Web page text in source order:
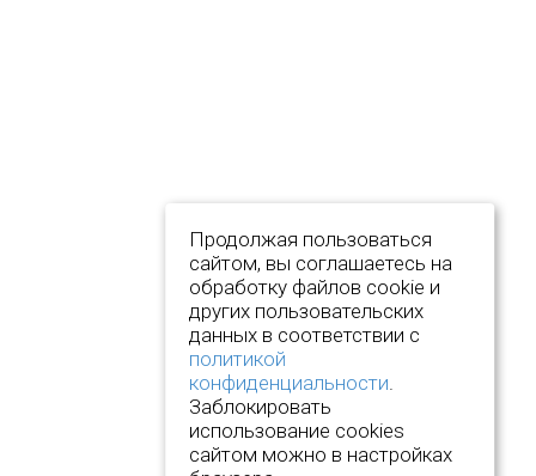
Продолжая пользоваться
сайтом, вы соглашаетесь на
обработку файлов cookie и
других пользовательских
данных в соответствии с
политикой
конфиденциальности.
Заблокировать
использование cookies
сайтом можно в настройках